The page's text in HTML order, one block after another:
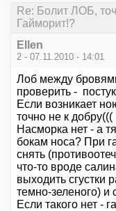
Re: Болит ЛОБ,
Гайморит!?
Ellen
2 - 07.11.2010 - 14:01
Лоб между
проверить -
Если возникает
точно не к добру(((
Насморка нет - а
бокам носа? При
снять
что-то вроде
выходить сгустки
темно-зеленого) и
Если такого нет -